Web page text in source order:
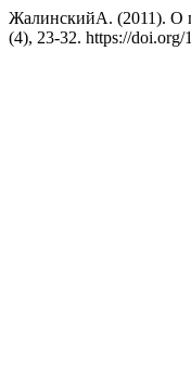
ЖалинскийА. (2011). О
(4), 23-32. https://doi.org/